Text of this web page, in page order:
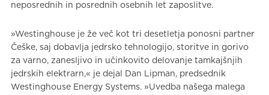
neposrednih in posrednih osebnih let zaposlitve.
»Westinghouse je že več kot tri desetletja ponosni partner
Češke, saj dobavlja jedrsko tehnologijo, storitve in gorivo
za varno, zanesljivo in učinkovito delovanje tamkajšnjih
jedrskih elektrarn,« je dejal Dan Lipman, predsednik
Westinghouse Energy Systems. »Uvedba našega malega